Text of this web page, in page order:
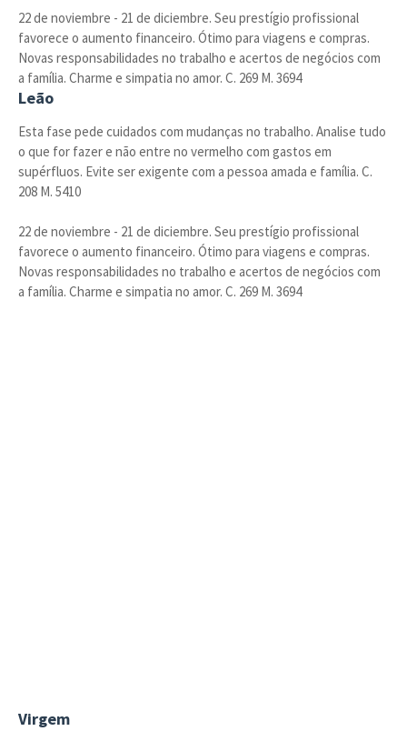
22 de noviembre - 21 de diciembre. Seu prestígio profissional
favorece o aumento financeiro. Ótimo para viagens e compras.
Novas responsabilidades no trabalho e acertos de negócios com
a família. Charme e simpatia no amor. C. 269 M. 3694
Leão
Esta fase pede cuidados com mudanças no trabalho. Analise tudo
o que for fazer e não entre no vermelho com gastos em
supérfluos. Evite ser exigente com a pessoa amada e família. C.
208 M. 5410
22 de noviembre - 21 de diciembre. Seu prestígio profissional
favorece o aumento financeiro. Ótimo para viagens e compras.
Novas responsabilidades no trabalho e acertos de negócios com
a família. Charme e simpatia no amor. C. 269 M. 3694
Virgem